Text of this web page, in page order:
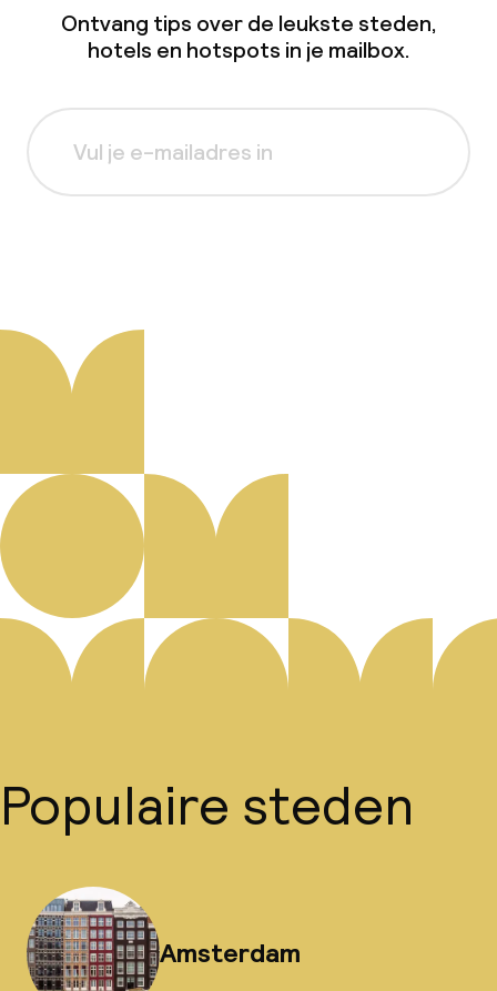
Ontvang tips over de leukste steden,
hotels en hotspots in je mailbox.
Populaire steden
Amsterdam